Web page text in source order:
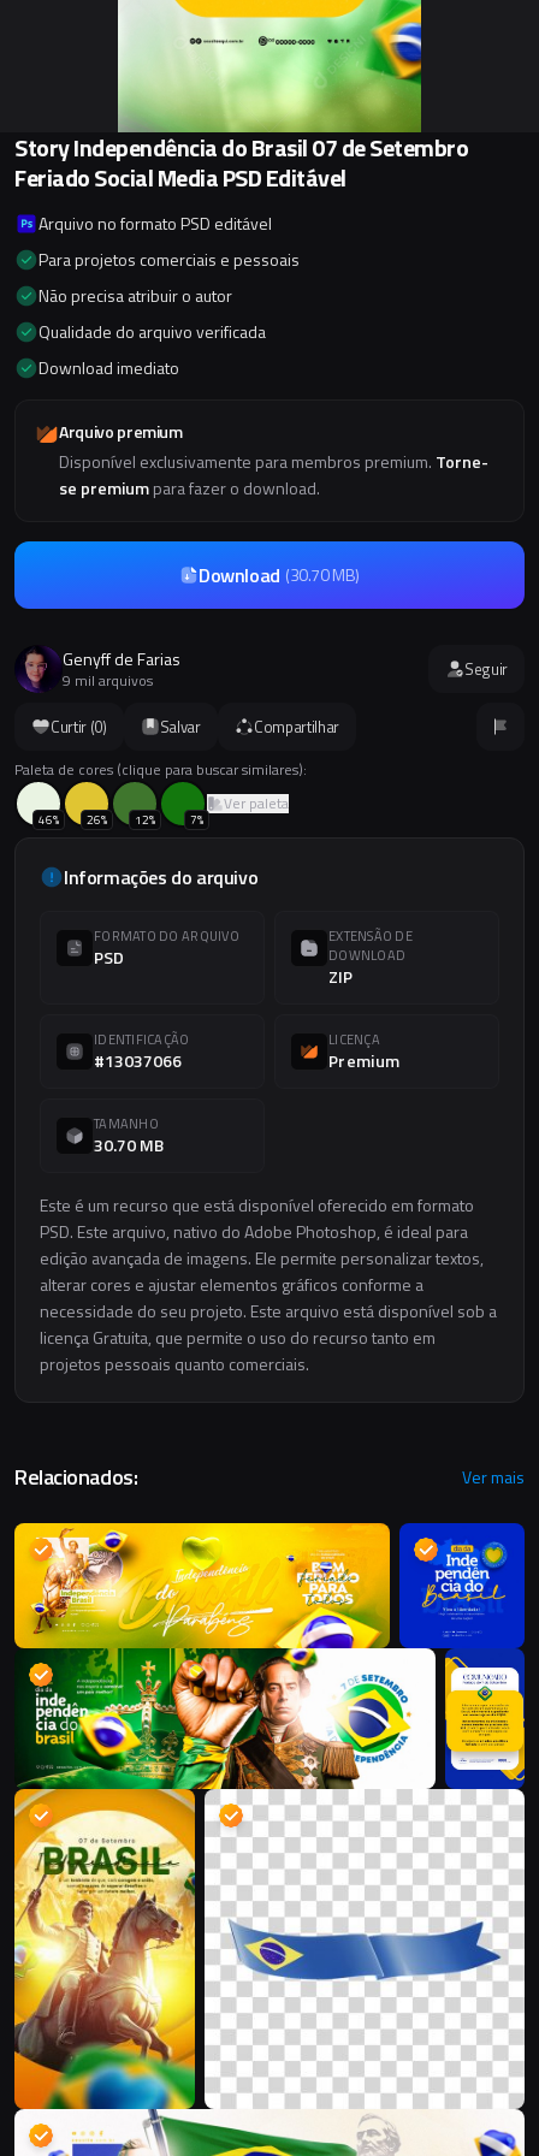
Curtir (0) Salvar Compartilhar
Paleta de cores (clique para buscar similares):
46% 26% 12% 7%
Ver paleta
Informações do arquivo
FORMATO DO ARQUIVO
PSD
EXTENSÃO DE
DOWNLOAD
ZIP
IDENTIFICAÇÃO
#13037066
LICENÇA
Premium
TAMANHO
30.70 MB
Este é um recurso que está disponível oferecido em formato
PSD. Este arquivo, nativo do Adobe Photoshop, é ideal para
edição avançada de imagens. Ele permite personalizar textos,
alterar cores e ajustar elementos gráficos conforme a
necessidade do seu projeto. Este arquivo está disponível sob a
licença Gratuita, que permite o uso do recurso tanto em
projetos pessoais quanto comerciais.
Story Independência do Brasil 07 de Setembro
Feriado Social Media PSD Editável
Arquivo no formato PSD editável
Para projetos comerciais e pessoais
Não precisa atribuir o autor
Qualidade do arquivo verificada
Download imediato
Arquivo premium
Disponível exclusivamente para membros premium. Torne-
se premiumpara fazer o download.
Download (30.70 MB)
Genyff de Farias
9 mil arquivos Seguir
Relacionados: Ver mais